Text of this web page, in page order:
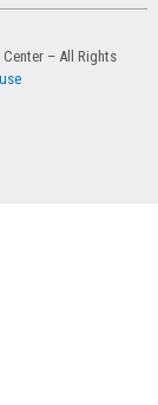
– All Rights